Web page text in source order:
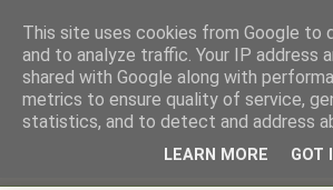
ZAHRADA MĚ
Zahradničení s respektem...
This site uses cookies from Google to
and to analyze traffic. Your IP address
shared with Google along with
metrics to ensure quality of service,
statistics, and to detect and address
LEARN MORE GOT